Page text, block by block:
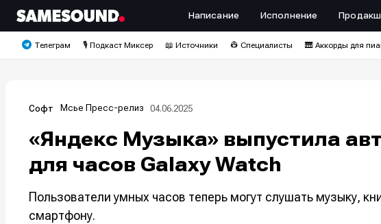
Написание Исполнение
Телеграм 🎙️ Подкаст Миксер 📖 Источники 👷 Специалисты 🎹 Аккорды для
Софт Мсье Пресс-релиз 04.06.2025
«Яндекс Музыка» выпустила
для часов Galaxy Watch
Пользователи умных часов теперь могут слушать музыку,
смартфону.